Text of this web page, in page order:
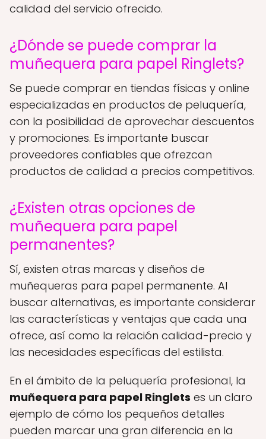
calidad del servicio ofrecido.
¿Dónde se puede comprar la
muñequera para papel Ringlets?
Se puede comprar en tiendas físicas y online
especializadas en productos de peluquería,
con la posibilidad de aprovechar descuentos
y promociones. Es importante buscar
proveedores confiables que ofrezcan
productos de calidad a precios competitivos.
¿Existen otras opciones de
muñequera para papel
permanentes?
Sí, existen otras marcas y diseños de
muñequeras para papel permanente. Al
buscar alternativas, es importante considerar
las características y ventajas que cada una
ofrece, así como la relación calidad-precio y
las necesidades específicas del estilista.
En el ámbito de la peluquería profesional, la
muñequera para papel Ringlets es un claro
ejemplo de cómo los pequeños detalles
pueden marcar una gran diferencia en la